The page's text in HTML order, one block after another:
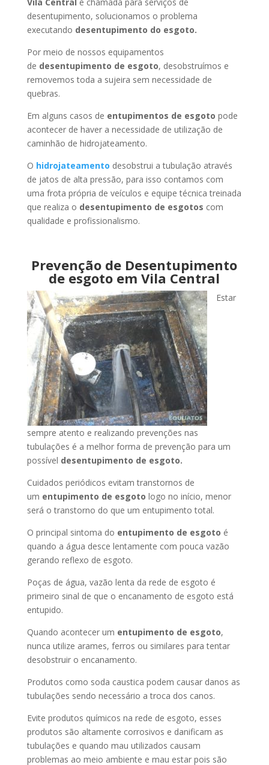
desentupimento, solucionamos o problema
executando desentupimento do esgoto.
Por meio de nossos equipamentos
de desentupimento de esgoto, desobstruímos e
removemos toda a sujeira sem necessidade de
quebras.
Em alguns casos de entupimentos de esgoto pode
acontecer de haver a necessidade de utilização de
caminhão de hidrojateamento.
O hidrojateamento desobstrui a tubulação através
de jatos de alta pressão, para isso contamos com
uma frota própria de veículos e equipe técnica treinada
que realiza o desentupimento de esgotos com
qualidade e profissionalismo.
Prevenção de Desentupimento
de esgoto em Vila Central
Estar
sempre atento e realizando prevenções nas
tubulações é a melhor forma de prevenção para um
possível desentupimento de esgoto.
Cuidados periódicos evitam transtornos de
um entupimento de esgoto logo no início, menor
será o transtorno do que um entupimento total.
O principal sintoma do entupimento de esgoto é
quando a água desce lentamente com pouca vazão
gerando reflexo de esgoto.
Poças de água, vazão lenta da rede de esgoto é
primeiro sinal de que o encanamento de esgoto está
entupido.
Quando acontecer um entupimento de esgoto,
nunca utilize arames, ferros ou similares para tentar
desobstruir o encanamento.
Produtos como soda caustica podem causar danos as
tubulações sendo necessário a troca dos canos.
Evite produtos químicos na rede de esgoto, esses
produtos são altamente corrosivos e danificam as
tubulações e quando mau utilizados causam
problemas ao meio ambiente e mau estar pois são